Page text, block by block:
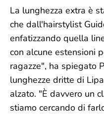
La lunghezza extra è
che dall'hairstylist
enfatizzando quella
con alcune estensioni
ragazze", ha spiegato
lunghezze dritte di
alzato. "È davvero un
stiamo cercando di